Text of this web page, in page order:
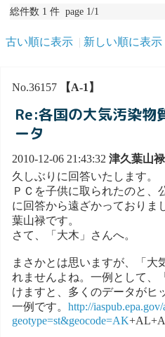
総件数 1 件 page 1/1
古い順に表示 新しい順に表示
No.36157 【A-1】
Re:各国の大気汚染物
ータ
2010-12-06 21:43:32 津久葉山禄
久しぶりに回答いたします。
ＰＣを子供に取られたのと、
に回答から遠ざかっておりま
葉山禄です。
さて、「大木」さんへ。
まさかとは思いますが、「大
れませんよね。一例として、
けますと、多くのデータがヒ
一例です。 http://iaspub.epa.gov/
geotype=st&geocode=AK